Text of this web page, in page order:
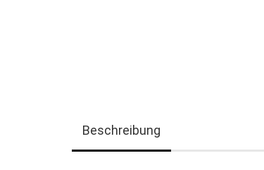
Beschreibung